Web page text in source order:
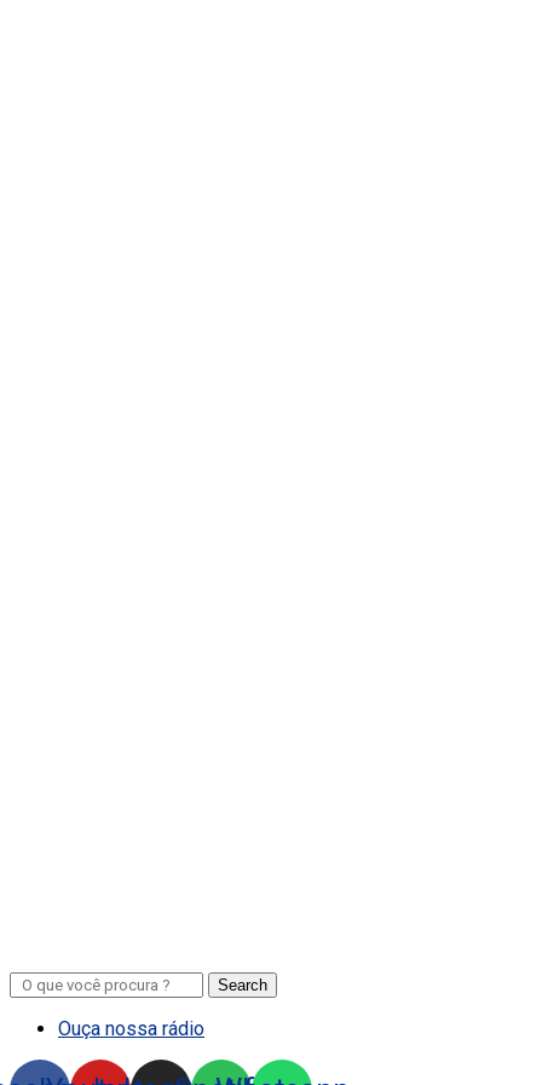
Search
Ouça nossa rádio